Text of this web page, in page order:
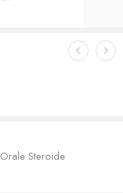
Orale Steroide